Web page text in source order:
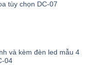
tùy chọn DC-07
và kèm đèn led mẫu 4
04